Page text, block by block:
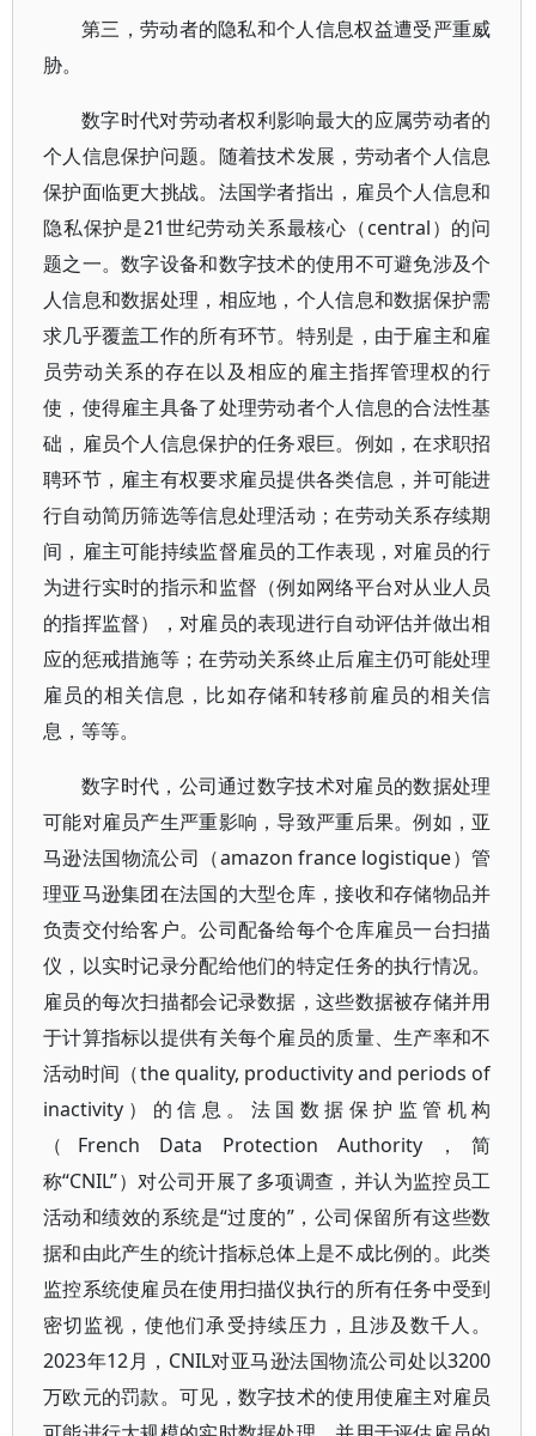
第三，劳动者的隐私和个人信息权益遭受严重威
胁。
数字时代对劳动者权利影响最大的应属劳动者的
个人信息保护问题。随着技术发展，劳动者个人信息
保护面临更大挑战。法国学者指出，雇员个人信息和
隐私保护是21世纪劳动关系最核心（central）的问
题之一。数字设备和数字技术的使用不可避免涉及个
人信息和数据处理，相应地，个人信息和数据保护需
求几乎覆盖工作的所有环节。特别是，由于雇主和雇
员劳动关系的存在以及相应的雇主指挥管理权的行
使，使得雇主具备了处理劳动者个人信息的合法性基
础，雇员个人信息保护的任务艰巨。例如，在求职招
聘环节，雇主有权要求雇员提供各类信息，并可能进
行自动简历筛选等信息处理活动；在劳动关系存续期
间，雇主可能持续监督雇员的工作表现，对雇员的行
为进行实时的指示和监督（例如网络平台对从业人员
的指挥监督），对雇员的表现进行自动评估并做出相
应的惩戒措施等；在劳动关系终止后雇主仍可能处理
雇员的相关信息，比如存储和转移前雇员的相关信
息，等等。
数字时代，公司通过数字技术对雇员的数据处理
可能对雇员产生严重影响，导致严重后果。例如，亚
马逊法国物流公司（amazon france logistique）管
理亚马逊集团在法国的大型仓库，接收和存储物品并
负责交付给客户。公司配备给每个仓库雇员一台扫描
仪，以实时记录分配给他们的特定任务的执行情况。
雇员的每次扫描都会记录数据，这些数据被存储并用
于计算指标以提供有关每个雇员的质量、生产率和不
活动时间（the quality, productivity and periods of
inactivity）的信息。法国数据保护监管机构
（French Data Protection Authority，简
称“CNIL”）对公司开展了多项调查，并认为监控员工
活动和绩效的系统是“过度的”，公司保留所有这些数
据和由此产生的统计指标总体上是不成比例的。此类
监控系统使雇员在使用扫描仪执行的所有任务中受到
密切监视，使他们承受持续压力，且涉及数千人。
2023年12月，CNIL对亚马逊法国物流公司处以3200
万欧元的罚款。可见，数字技术的使用使雇主对雇员